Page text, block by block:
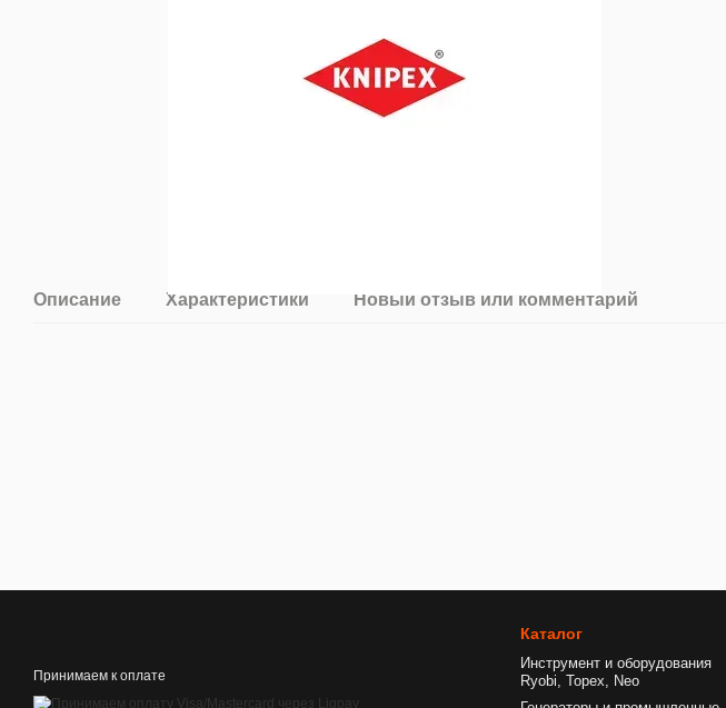
Описание Характеристики Новый отзыв или комментарий
Принимаем к оплате
Каталог
Инструмент и оборудования
Ryobi, Topex, Neo